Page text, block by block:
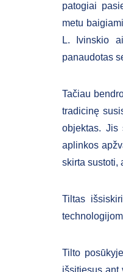
patogiai
metu
L. Ivinskio
panaudotas
Tačiau
tradicinę
objektas. Jis
aplinkos
skirta sustoti,
Tiltas
Tilto
išsitiesus ant